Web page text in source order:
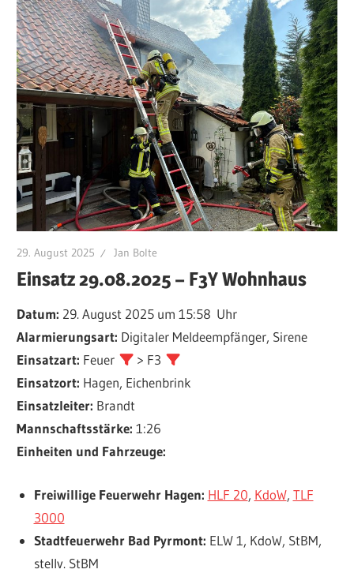
29. August 2025 Jan Bolte
Einsatz 29.08.2025 – F3Y Wohnhaus
Datum: 29. August 2025 um 15:58 Uhr
Alarmierungsart: Digitaler Meldeempfänger, Sirene
Einsatzart: Feuer
> F3
Einsatzort: Hagen, Eichenbrink
Einsatzleiter: Brandt
Mannschaftsstärke: 1:26
Einheiten und Fahrzeuge:
Freiwillige Feuerwehr Hagen: HLF 20, KdoW, TLF
3000
Stadtfeuerwehr Bad Pyrmont: ELW 1, KdoW, StBM,
stellv. StBM